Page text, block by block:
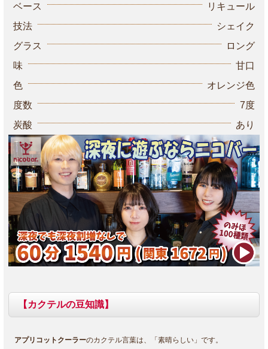
ベース
リキュール
技法
シェイク
グラス
ロング
味
甘口
色
オレンジ色
度数
7度
炭酸
あり
【カクテルの豆知識】
アプリコットクーラーのカクテル言葉は、「素晴らしい」です。